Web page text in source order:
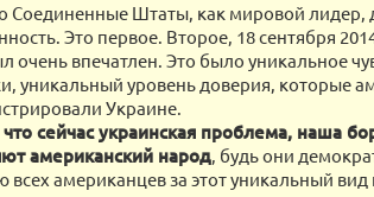
Соединенные Штаты, как мировой лидер,
Это первое. Второе, 18 сентября
очень впечатлен. Это было уникальное
уникальный уровень доверия, которые
Украине.
сейчас украинская проблема, наша
американский народ, будь они
всех американцев за этот уникальный